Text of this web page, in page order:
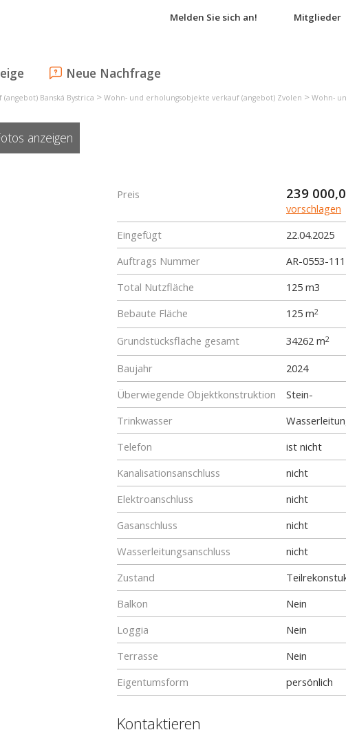
Melden Sie sich an! Mitglieder
Neue Nachfrage
Banská Bystrica > Wohn- und erholungsobjekte verkauf (angebot) Zvolen > Wohn- und
anzeigen
Preis 239
vorschlagen
Eingefügt
22.04.2025
Auftrags Nummer
AR-0553-
Total Nutzfläche
125 m3
Bebaute Fläche
125 m2
Grundstücksfläche gesamt 34262 m2
Baujahr
2024
Überwiegende Objektkonstruktion
Stein-
Trinkwasser
Telefon
ist nicht
Kanalisationsanschluss
nicht
Elektroanschluss
nicht
Gasanschluss
nicht
Wasserleitungsanschluss
nicht
Zustand
Balkon
Nein
Loggia
Nein
Terrasse
Nein
Eigentumsform
persönlich
Kontaktieren